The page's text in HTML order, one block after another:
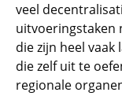
veel
uitvoeringstaken
die zijn heel
die zelf uit te
regionale